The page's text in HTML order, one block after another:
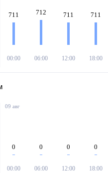
711
00:00
712
06:00
711
12:00
711
18:00
09 авг
0
00:00
0
06:00
0
12:00
0
18:00